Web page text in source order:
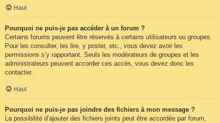
Haut
Pourquoi ne puis-je pas accéder à un forum ?
Certains forums peuvent être réservés à certains utilisateurs ou groupes.
Pour les consulter, les lire, y poster, etc., vous devez avoir les
permissions s’y rapportant. Seuls les modérateurs de groupes et les
administrateurs peuvent accorder ces accès, vous devez donc les
contacter.
Haut
Pourquoi ne puis-je pas joindre des fichiers à mon message ?
La possibilité d’ajouter des fichiers joints peut être accordée par forum,